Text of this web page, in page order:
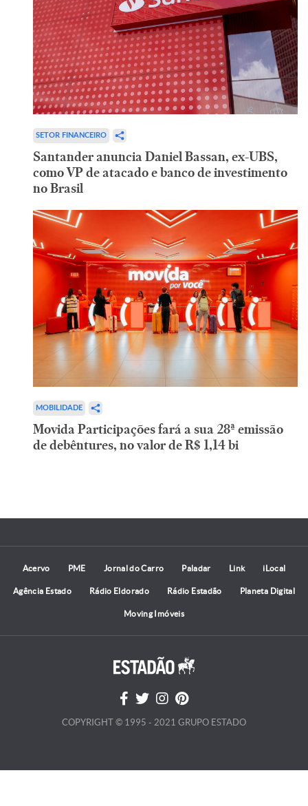
SETOR FINANCEIRO
Santander anuncia Daniel Bassan, ex-UBS,
como VP de atacado e banco de investimento
no Brasil
MOBILIDADE
Movida Participações fará a sua 28ª emissão
de debêntures, no valor de R$ 1,14 bi
Acervo PME Jornal do Carro Paladar Link iLocal
Agência Estado Rádio Eldorado Rádio Estadão Planeta Digital
Moving Imóveis
COPYRIGHT © 1995 - 2021 GRUPO ESTADO